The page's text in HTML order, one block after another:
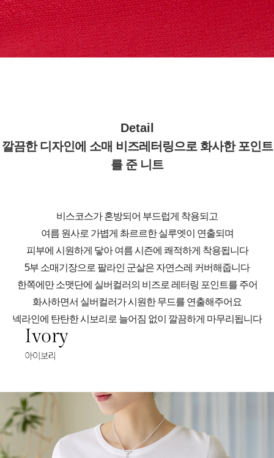
Detail
깔끔한 디자인에 소매 비즈레터링으로 화사한 포인트
를 준 니트
비스코스가 혼방되어 부드럽게 착용되고
여름 원사로 가볍게 촤르르한 실루엣이 연출되며
피부에 시원하게 닿아 여름 시즌에 쾌적하게 착용됩니다
5부 소매기장으로 팔라인 군살은 자연스레 커버해줍니다
한쪽에만 소맷단에 실버컬러의 비즈로 레터링 포인트를 주어
화사하면서 실버컬러가 시원한 무드를 연출해주어요
넥라인에 탄탄한 시보리로 늘어짐 없이 깔끔하게 마무리됩니다